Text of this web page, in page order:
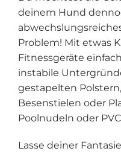
deinem Hund
Problem! Mit etwas
Fitnessgeräte
instabile
gestapelten
Besenstielen oder
Poolnudeln oder
Lasse deiner